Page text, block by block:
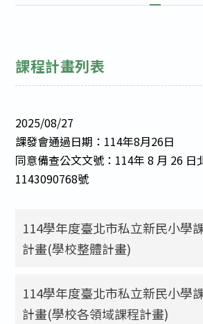
課程計畫列表
2025/08/27
課發會通過日期：114年8月26日
同意備查公文文號：114年 8 月 26 日
1143090768號
114學年度臺北市私立新民小學
計畫(學校整體計畫)
114學年度臺北市私立新民小學
計畫(學校各領域課程計畫)